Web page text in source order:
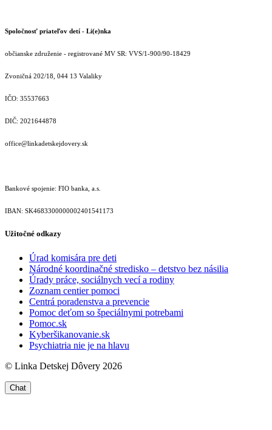
Spoločnosť priateľov detí - Li(e)nka
občianske združenie - registrované MV SR: VVS/1-900/90-18429
Zvoničná 202/18, 044 13 Valaliky
IČO: 35537663
DIČ: 2021644878
office@linkadetskejdovery.sk
Bankové spojenie: FIO banka, a.s.
IBAN: SK46833000000­02401541173
Užitočné odkazy
Úrad komisára pre deti
Národné koordinačné stredisko – detstvo bez násilia
Úrady práce, sociálnych vecí a rodiny
Zoznam centier pomoci
Centrá poradenstva a prevencie
Pomoc deťom so špeciálnymi potrebami
Pomoc.sk
Kyberšikanovanie.sk
Psychiatria nie je na hlavu
© Linka Detskej Dôvery 2026